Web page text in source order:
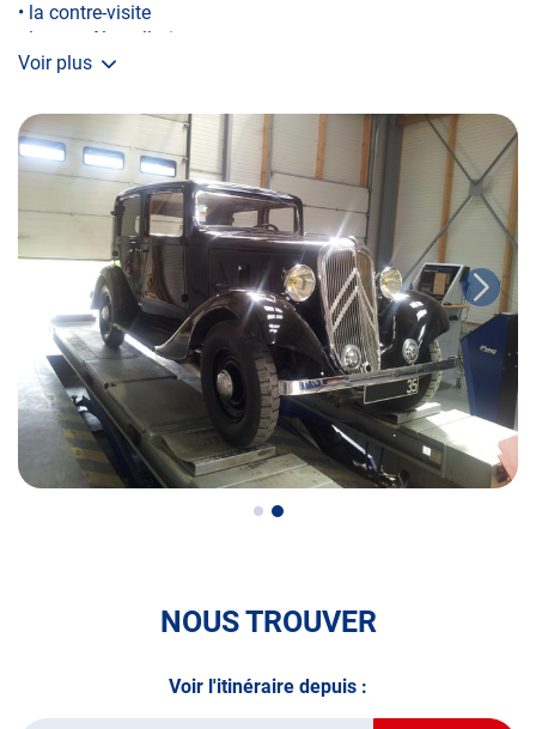
• la contre-visite
• le contrôle pollution
• le contrôle des véhicules hybrides ou électriques
• le contrôle de la Catégorie L (moto, scooter, mobylette, 3
roues, quad, voiturette, voiture sans permis)
• le pré-contrôle contrôle technique ou contrôle technique
volontaire / partiel)
N’attendez plus pour votre sécurité et faire vérifier votre
véhicule : Prenez RDV dans votrecentre de contrôle
technique.
A très bientôt chezAUTOSUR LA GUERCHE-DE-
BRETAGNE.
*Prestation à vérifier auprès du centre
Voir plus
NOUS TROUVER
Voir l'itinéraire depuis :